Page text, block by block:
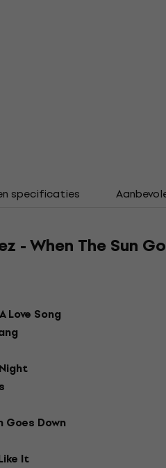
specificaties
- When The Sun
Song
Down
It